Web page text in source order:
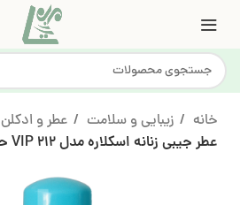
خانه زیبایی و سلامت عطر و ادکلن
عطر جیبی زنانه اسکلاره مدل 212 VIP حجم 30 میل